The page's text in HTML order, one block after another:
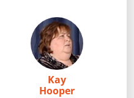
Kay
Hooper